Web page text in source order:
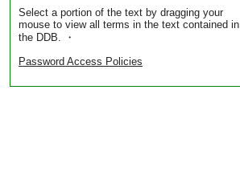
Select a portion of the text by dragging your
mouse to view all terms in the text contained in
the DDB. ・
Password Access Policies